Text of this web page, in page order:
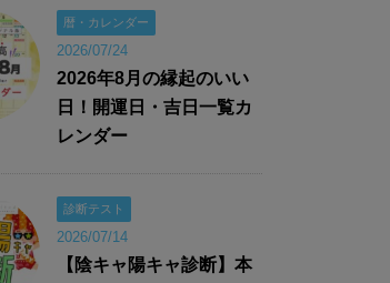
暦・カレンダー
2026/07/24
2026年8月の縁起のいい
日！開運日・吉日一覧カ
レンダー
診断テスト
2026/07/14
【陰キャ陽キャ診断】本